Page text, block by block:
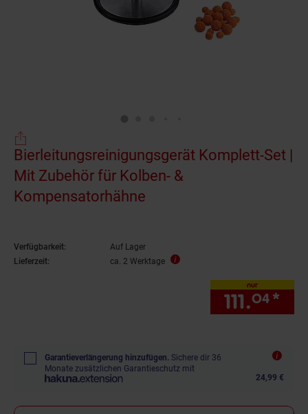
Bierleitungsreinigungsgerät Komplett-Set |
Mit Zubehör für Kolben- &
Kompensatorhähne
Verfügbarkeit:
Auf Lager
Lieferzeit:
ca. 2 Werktage
nur
111.04 *
Garantieverlängerung hinzufügen. Sichere dir 36
Monate zusätzlichen Garantieschutz mit
24,99 €